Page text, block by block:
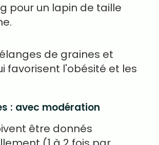
pour un lapin de taille
de graines et
favorisent l'obésité et les
: avec modération
être donnés